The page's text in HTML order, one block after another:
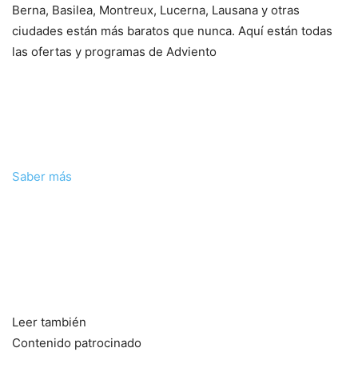
Berna, Basilea, Montreux, Lucerna, Lausana y otras
ciudades están más baratos que nunca. Aquí están todas
las ofertas y programas de Adviento
Saber más
Leer también
Contenido patrocinado